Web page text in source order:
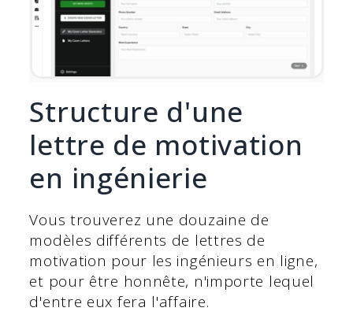
Structure d'une
lettre de motivation
en ingénierie
Vous trouverez une douzaine de
modèles différents de lettres de
motivation pour les ingénieurs en ligne,
et pour être honnête, n'importe lequel
d'entre eux fera l'affaire.